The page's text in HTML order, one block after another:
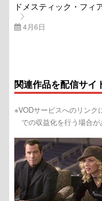
ドメスティック・フィ
4月6日
関連作品を配信サイ
※VODサービスへのリンク
での収益化を行う場合が